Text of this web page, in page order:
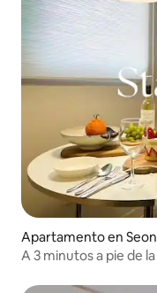
Apartamento en
A 3 minutos a pie de
estado de ánimo